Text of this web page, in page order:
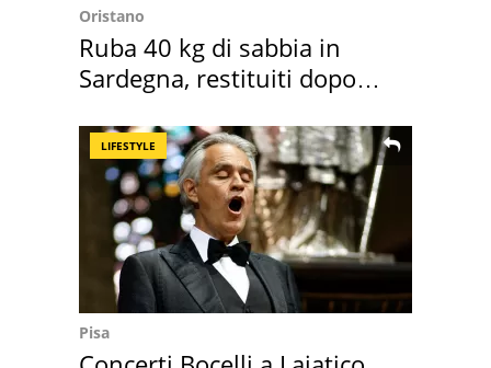
Oristano
Ruba 40 kg di sabbia in
Sardegna, restituiti dopo
LIFESTYLE
Pisa